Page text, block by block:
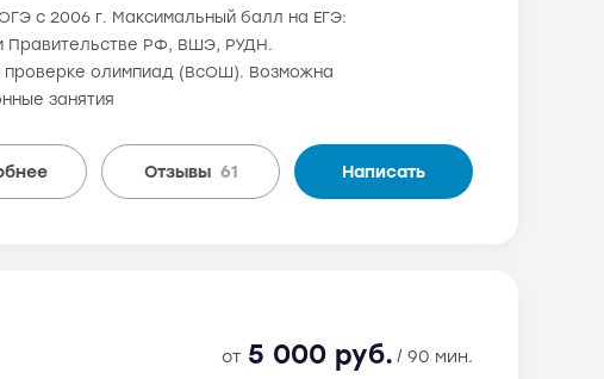
с 2006 г. Максимальный балл на ЕГЭ:
Правительстве РФ, ВШЭ, РУДН.
проверке олимпиад (ВсОШ). Возможна
занятия
Отзывы 61 Написать
от 5 000 руб. / 90 мин.